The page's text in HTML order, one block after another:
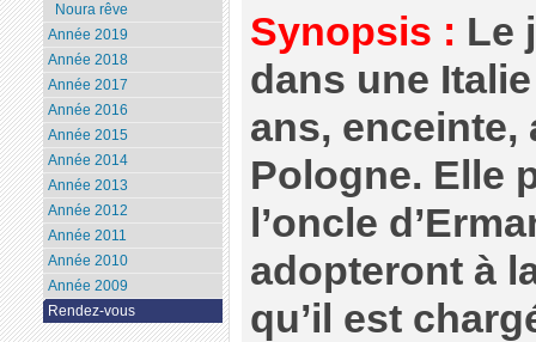
Synopsis : Le
dans une
ans, enceinte,
Pologne. Elle
l’oncle
adopteront à
qu’il est
Noura rêve
Année 2019
Année 2018
Année 2017
Année 2016
Année 2015
Année 2014
Année 2013
Année 2012
Année 2011
Année 2010
Année 2009
Rendez-vous